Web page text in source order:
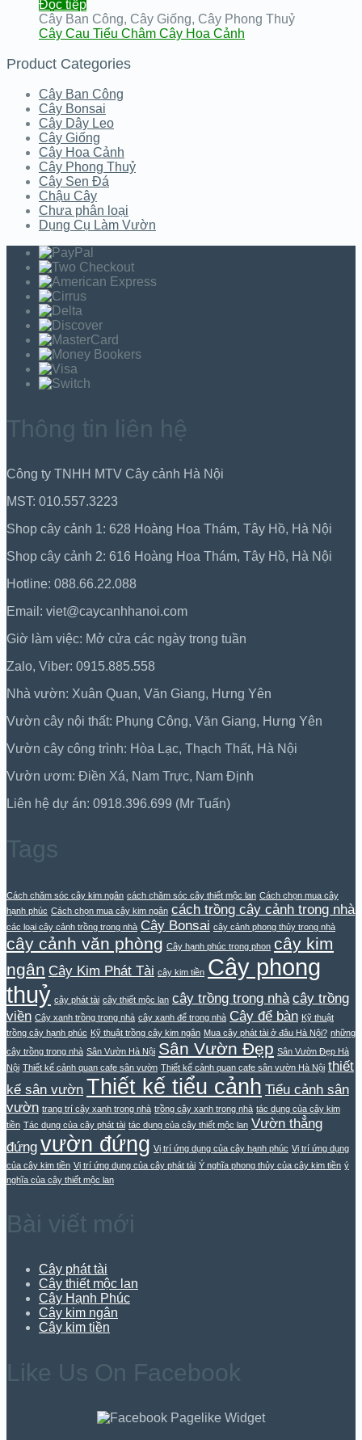
Đọc tiếp
Cây Ban Công, Cây Giống, Cây Phong Thuỷ
Cây Cau Tiểu Châm Cây Hoa Cảnh
Product Categories
Cây Ban Công
Cây Bonsai
Cây Dây Leo
Cây Giống
Cây Hoa Cảnh
Cây Phong Thuỷ
Cây Sen Đá
Chậu Cây
Chưa phân loại
Dụng Cụ Làm Vườn
Thông tin liên hệ
Công ty TNHH MTV Cây cảnh Hà Nội
MST: 010.557.3223
Shop cây cảnh 1: 628 Hoàng Hoa Thám, Tây Hồ, Hà Nội
Shop cây cảnh 2: 616 Hoàng Hoa Thám, Tây Hồ, Hà Nội
Hotline: 088.66.22.088
Email: viet@caycanhhanoi.com
Giờ làm việc: Mở cửa các ngày trong tuần
Zalo, Viber: 0915.885.558
Nhà vườn: Xuân Quan, Văn Giang, Hưng Yên
Vườn cây nội thất: Phụng Công, Văn Giang, Hưng Yên
Vườn cây công trình: Hòa Lạc, Thạch Thất, Hà Nội
Vườn ươm: Điền Xá, Nam Trực, Nam Định
Liên hệ dự án: 0918.396.699 (Mr Tuấn)
Tags
Cách chăm sóc cây kim ngân cách chăm sóc cây thiết mộc lan Cách chọn mua cây
hạnh phúc Cách chọn mua cây kim ngân cách trồng cây cảnh trong nhà
các loại cây cảnh trồng trong nhà Cây Bonsai cây cảnh phong thủy trong nhà
cây cảnh văn phòng Cây hạnh phúc trong phon cây kim
ngân Cây Kim Phát Tài cây kim tiền Cây phong
thuỷ cây phát tài cây thiết mộc lan cây trồng trong nhà cây trồng
viền Cây xanh trồng trong nhà cây xanh để trong nhà Cây để bàn Kỹ thuật
trồng cây hạnh phúc Kỹ thuật trồng cây kim ngân Mua cây phát tài ở đâu Hà Nội? những
cây trồng trong nhà Sân Vườn Hà Nội Sân Vườn Đẹp Sân Vườn Đẹp Hà
Nội Thiết kế cảnh quan cafe sân vườn Thiết kế cảnh quan cafe sân vườn Hà Nội thiết
kế sân vườn Thiết kế tiểu cảnh Tiểu cảnh sân
vườn trang trí cây xanh trong nhà trồng cây xanh trong nhà tác dụng của cây kim
tiền Tác dụng của cây phát tài tác dụng của cây thiết mộc lan Vườn thẳng
đứng vườn đứng Vị trí ứng dụng của cây hạnh phúc Vị trí ứng dụng
của cây kim tiền Vị trí ứng dụng của cây phát tài Ý nghĩa phong thủy của cây kim tiền ý
nghĩa của cây thiết mộc lan
Bài viết mới
Cây phát tài
Cây thiết mộc lan
Cây Hạnh Phúc
Cây kim ngân
Cây kim tiền
Like Us On Facebook